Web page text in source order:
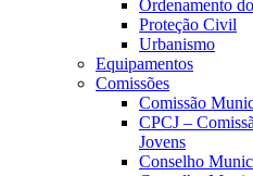
Ordenamento
Proteção Civil
Urbanismo
Equipamentos
Comissões
Comissão
CPCJ –
Jovens
Conselho